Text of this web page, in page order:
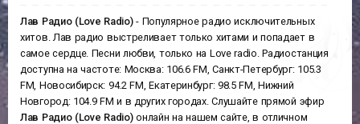
Лав Радио (Love Radio)- Популярное радио исключительных
хитов. Лав радио выстреливает только хитами и попадает в
самое сердце. Песни любви, только на Love radio. Радиостанция
доступна на частоте: Москва: 106.6 FM, Санкт-Петербург: 105.3
FM, Новосибирск: 94.2 FM, Екатеринбург: 98.5 FM, Нижний
Новгород: 104.9 FM и в других городах. Слушайте прямой эфир
Лав Радио (Love Radio)онлайн на нашем сайте, в отличном